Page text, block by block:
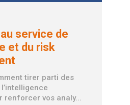
service de
et du risk
tirer parti des
renforcer vos analy...